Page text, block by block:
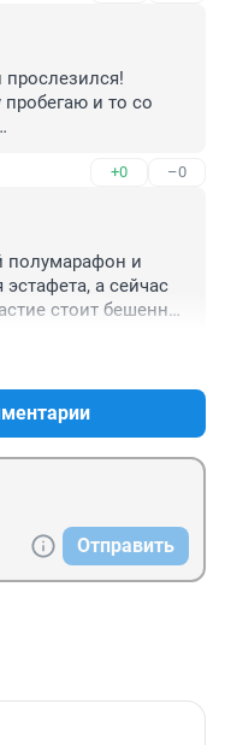
прослезился!
пробегаю и то со
+0 –0
полумарафон и
а сейчас
стоит бешенных
Отправить